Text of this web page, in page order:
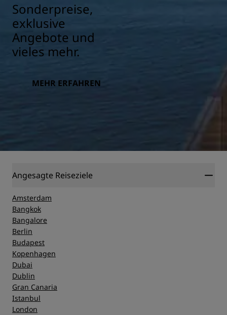
Sonderpreise,
exklusive
Angebote und
vieles mehr.
MEHR ERFAHREN
Angesagte Reiseziele
Amsterdam
Bangkok
Bangalore
Berlin
Budapest
Kopenhagen
Dubai
Dublin
Gran Canaria
Istanbul
London